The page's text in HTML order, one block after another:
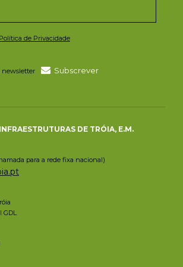
Política de Privacidade
newsletter Subscrever
DE TRÓIA, E.M.
para a rede fixa nacional)
GDL